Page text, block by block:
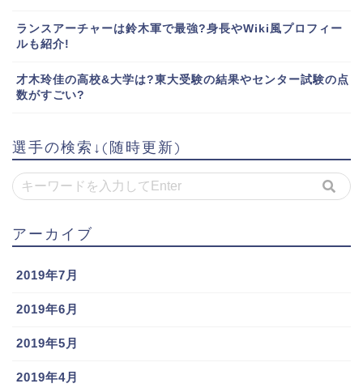
ランスアーチャーは鈴木軍で最強?身長やWiki風プロフィー
ルも紹介!
才木玲佳の高校&大学は?東大受験の結果やセンター試験の点
数がすごい?
選手の検索↓(随時更新)
アーカイブ
2019年7月
2019年6月
2019年5月
2019年4月